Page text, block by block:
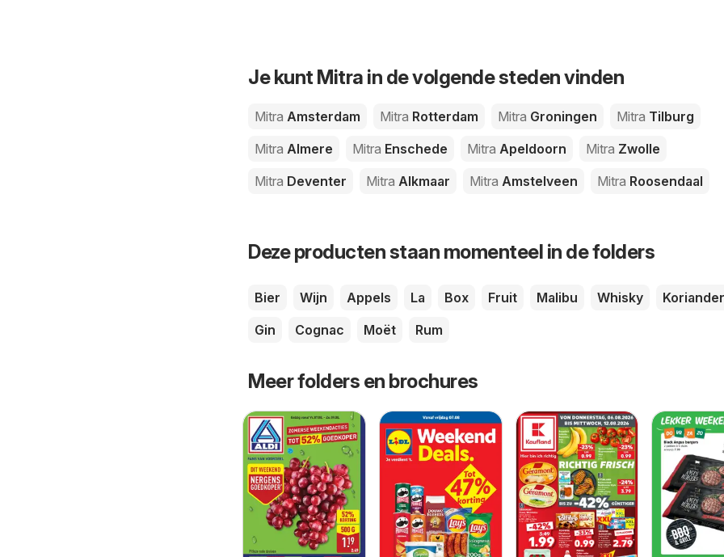
Je kunt Mitra in de volgende steden vinden
Mitra Amsterdam Mitra Rotterdam Mitra Groningen Mitra Tilburg
Mitra Almere Mitra Enschede Mitra Apeldoorn Mitra Zwolle
Mitra Deventer Mitra Alkmaar Mitra Amstelveen Mitra Roosendaal
Deze producten staan momenteel in de folders
Bier Wijn Appels La Box Fruit Malibu Whisky
Koriander
Gin
Cognac Moët Rum
Meer folders en brochures